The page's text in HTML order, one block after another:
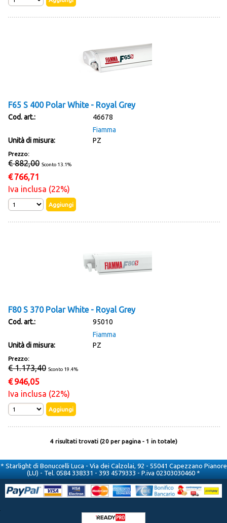
F65 S 400 Polar White - Royal Grey
Cod. art.:
46678
Fiamma
Unità di misura:
PZ
Prezzo:
€ 882,00 Sconto 13.1%
€ 766,71
Iva inclusa (22%)
F80 S 370 Polar White - Royal Grey
Cod. art.:
95010
Fiamma
Unità di misura:
PZ
Prezzo:
€ 1.173,40 Sconto 19.4%
€ 946,05
Iva inclusa (22%)
4 risultati trovati (20 per pagina - 1 in totale)
* Starlight di Bonuccelli Luca - Via dei Calzolai, 92 - 55041 Capezzano Pianore
(LU) - Tel. 0584 338331 - 393 4579333 - P.iva 02303030460 *